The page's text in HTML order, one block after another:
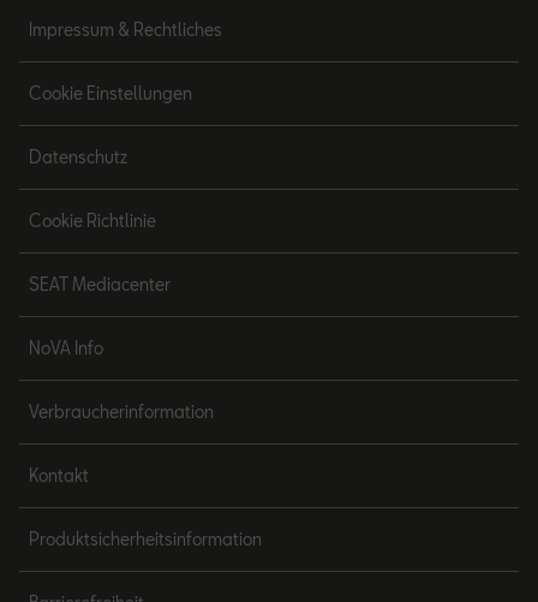
Impressum & Rechtliches
Cookie Einstellungen
Datenschutz
Cookie Richtlinie
SEAT Mediacenter
NoVA Info
Verbraucherinformation
Kontakt
Produktsicherheitsinformation